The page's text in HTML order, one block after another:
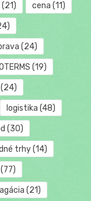
(21) cena (11)
(24)
(19)
(24)
logistika (48)
(30)
trhy(14)
(77)
(21)